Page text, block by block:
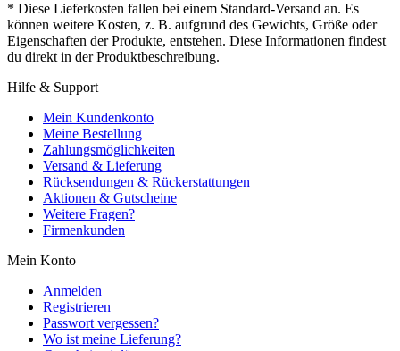
* Diese Lieferkosten fallen bei einem Standard-Versand an. Es
können weitere Kosten, z. B. aufgrund des Gewichts, Größe oder
Eigenschaften der Produkte, entstehen. Diese Informationen findest
du direkt in der Produktbeschreibung.
Hilfe & Support
Mein Kundenkonto
Meine Bestellung
Zahlungsmöglichkeiten
Versand & Lieferung
Rücksendungen & Rückerstattungen
Aktionen & Gutscheine
Weitere Fragen?
Firmenkunden
Mein Konto
Anmelden
Registrieren
Passwort vergessen?
Wo ist meine Lieferung?